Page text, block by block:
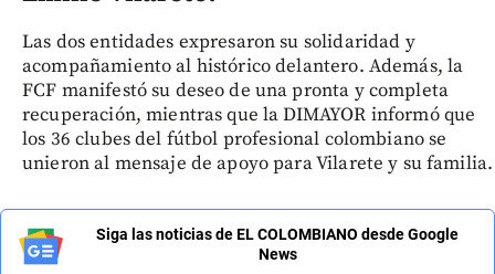
Las dos entidades expresaron su solidaridad y
acompañamiento al histórico delantero. Además, la
FCF manifestó su deseo de una pronta y completa
recuperación, mientras que la DIMAYOR informó que
los 36 clubes del fútbol profesional colombiano se
unieron al mensaje de apoyo para Vilarete y su familia.
Siga las noticias de EL COLOMBIANO desde Google
News